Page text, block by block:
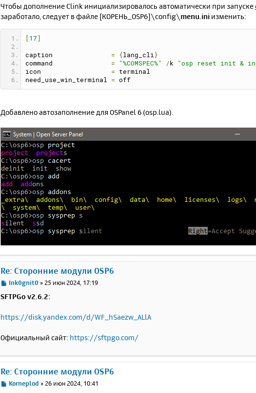
Чтобы дополнение Clink инициализировалось автоматически при запуске
заработало, следует в файле [КОРЕНЬ_OSP6]\config\menu.ini изменить:
17
caption = { lang_cli }
command = "%COMSPEC%" / k "osp reset init &
icon = terminal
need_use_win_terminal = off
Добавлено автозаполнение для OSPanel 6 (osp.lua).
Re: Сторонние модули OSP6
С
о
щ
н
и
Ink0gnit0 » 25 июн 2024, 17:19
SFTPGo v2.6.2:
https://disk.yandex.com/d/WF_hSaezw_ALlA
Официальный сайт: https://sftpgo.com/
Re: Сторонние модули OSP6
СKorneplod » 26 июн 2024, 10:41